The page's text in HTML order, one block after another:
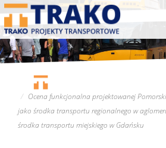
Przejdź
treści
Ocena funkcjonalna projektowanej
jako środka transportu regionalnego w
środka transportu miejskiego w Gdańsku